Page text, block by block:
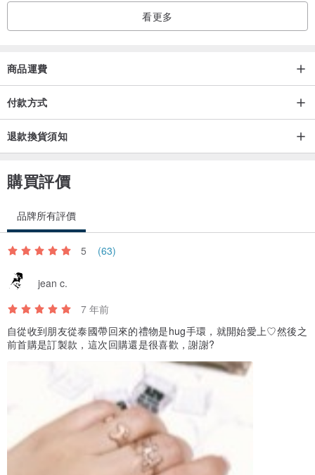
看更多
商品運費
付款方式
退款換貨須知
購買評價
品牌所有評價
5 (63)
jean c.
7 年前
自從收到朋友從泰國帶回來的禮物是hug手環，就開始愛上♡然後之
前首購是訂製款，這次回購還是很喜歡，謝謝?